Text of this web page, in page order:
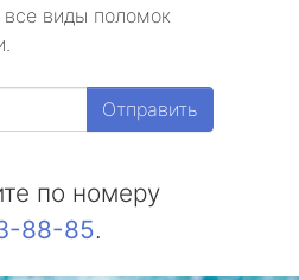
виды поломок
Отправить
по номеру
88-85.